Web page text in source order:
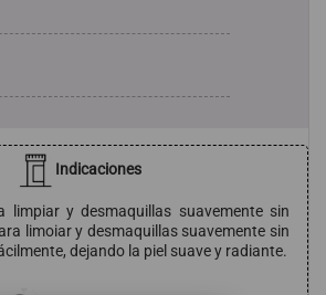
Indicaciones
limpiar y desmaquillas suavemente sin
limoiar y desmaquillas suavemente sin
dejando la piel suave y radiante.